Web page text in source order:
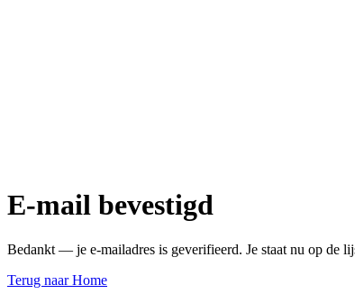
E-mail bevestigd
Bedankt — je e-mailadres is geverifieerd. Je staat nu op de
Terug naar Home